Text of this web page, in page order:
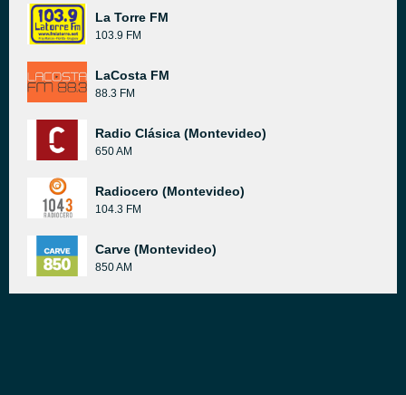
La Torre FM
103.9 FM
LaCosta FM
88.3 FM
Radio Clásica (Montevideo)
650 AM
Radiocero (Montevideo)
104.3 FM
Carve (Montevideo)
850 AM